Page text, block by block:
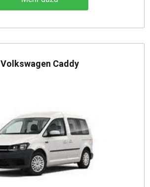
Volkswagen Caddy